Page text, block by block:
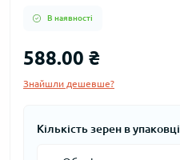
В наявності
588.00 ₴
Знайшли дешевше?
Кількість зерен в упаковці